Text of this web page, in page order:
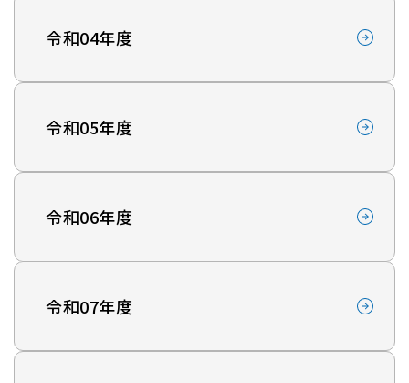
令和04年度
令和05年度
令和06年度
令和07年度